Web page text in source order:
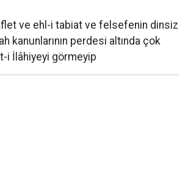
ve ehl-i tabiat ve felsefenin dinsiz
kanunlarının perdesi altında çok
i İlâhiyeyi görmeyip